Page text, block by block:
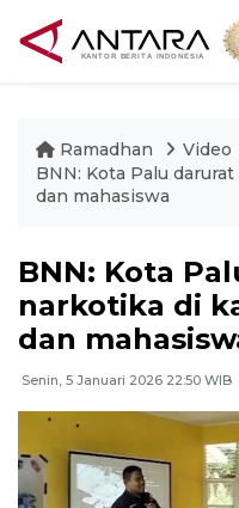
Ramadhan
Video
BNN: Kota Palu
dan mahasiswa
BNN: Kota
narkotika di
dan
Senin, 5 Januari 2026 22:50 WIB